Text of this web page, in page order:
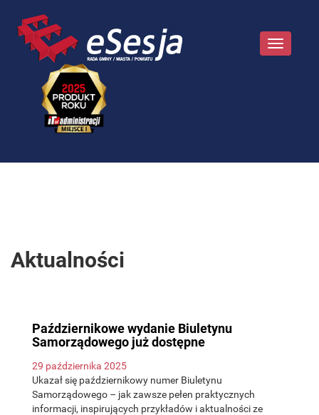
Toggle
Aktualności
Październikowe wydanie Biuletynu
Samorządowego już dostępne
29 października 2025
Ukazał się październikowy numer Biuletynu
Samorządowego – jak zawsze pełen praktycznych
informacji, inspirujących przykładów i aktualności ze